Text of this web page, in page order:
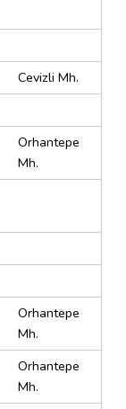
Cevizli Mh.
Orhantepe
Mh.
Orhantepe
Mh.
Orhantepe
Mh.